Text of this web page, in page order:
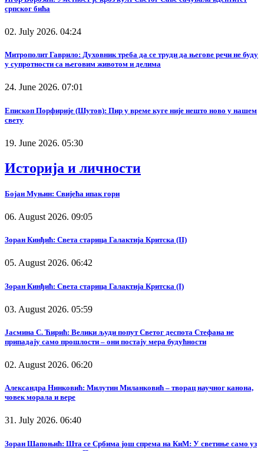
српског бића
02. July 2026. 04:24
Митрополит Гаврило: Духовник треба да се труди да његове речи не буду
у супротности са његовим животом и делима
24. June 2026. 07:01
Епископ Порфирије (Шутов): Пир у време куге није нешто ново у нашем
свету
19. June 2026. 05:30
Историја и личности
Бојан Муњин: Свијећа ипак гори
06. August 2026. 09:05
Зоран Кинђић: Света старица Галактија Критска (II)
05. August 2026. 06:42
Зоран Кинђић: Света старица Галактија Критска (I)
03. August 2026. 05:59
Јасмина С. Ћирић: Велики људи попут Светог деспота Стефана не
припадају само прошлости – они постају мера будућности
02. August 2026. 06:20
Александра Нинковић: Милутин Миланковић – творац научног канона,
човек морала и вере
31. July 2026. 06:40
Зоран Шапоњић: Шта се Србима још спрема на КиМ: У светиње само уз